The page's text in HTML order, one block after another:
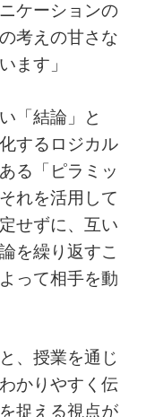
ケーションの
考えの甘さな
ます」
「結論」と
するロジカル
る「ピラミッ
れを活用して
せずに、互い
を繰り返すこ
って相手を動
、授業を通じ
かりやすく伝
捉える視点が